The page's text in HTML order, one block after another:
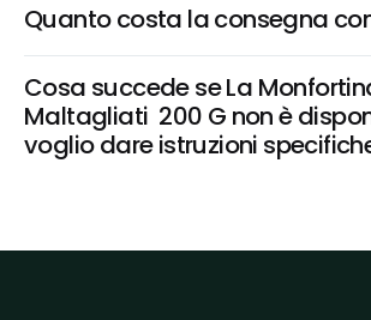
Quanto costa la consegna
Cosa succede se La
Maltagliati  200 G non è
voglio dare istruzioni